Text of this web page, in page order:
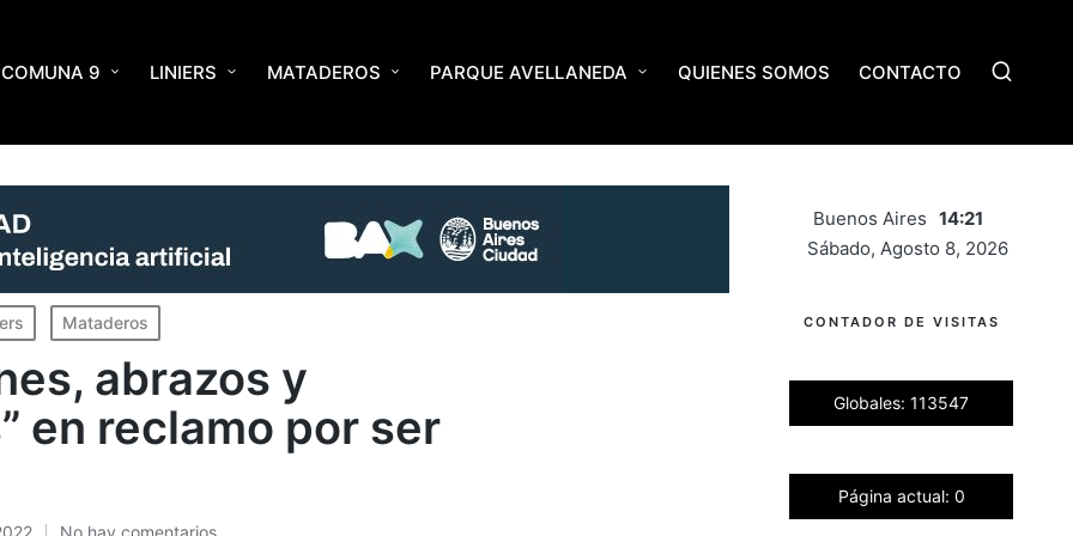
COMUNA 9 LINIERS MATADEROS PARQUE AVELLANEDA QUIENES SOMOS CONTACTO
por ser escuchados
Mataderos
abrazos y
en reclamo por ser
No hay comentarios
Buenos Aires 14:21
Sábado, Agosto 8, 2026
CONTADOR DE VISITAS
Globales: 113547
Página actual: 0